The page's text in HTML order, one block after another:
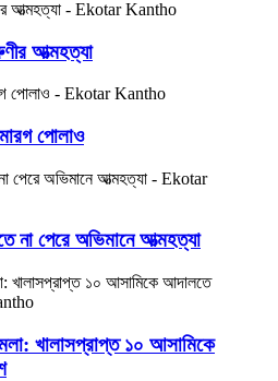
আত্মহত্যা
পোলাও
না পেরে অভিমানে আত্মহত্যা
খালাসপ্রাপ্ত ১০ আসামিকে